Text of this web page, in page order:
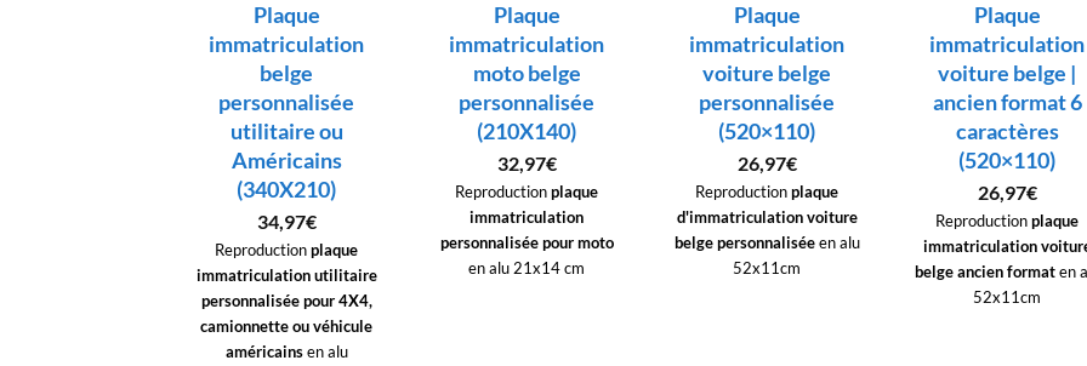
Plaque
immatriculation
belge
personnalisée
utilitaire ou
Américains
(340X210)
34,97€
Reproductionplaque
immatriculation utilitaire
personnalisée pour 4X4,
camionnette ou véhicule
américainsen alu
Plaque
immatriculation
moto belge
personnalisée
(210X140)
32,97€
Reproductionplaque
immatriculation
personnalisée pour moto
en alu 21x14 cm
Plaque
immatriculation
voiture belge
personnalisée
(520×110)
26,97€
Reproductionplaque
d'immatriculation voiture
belge personnaliséeen alu
52x11cm
Plaque
immatriculation
voiture belge |
ancien format 6
caractères
(520×110)
26,97€
Reproductionplaque
immatriculation
belgeancien formaten
52x11cm